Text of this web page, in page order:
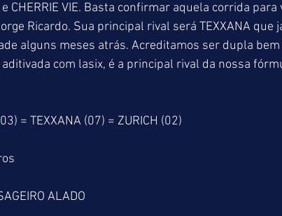
CHERRIE VIE. Basta confirmar aquela corrida
Ricardo. Sua principal rival será TEXXANA que
alguns meses atrás. Acreditamos ser dupla
com lasix, é a principal rival da nossa
= TEXXANA (07) = ZURICH (02)
ALADO